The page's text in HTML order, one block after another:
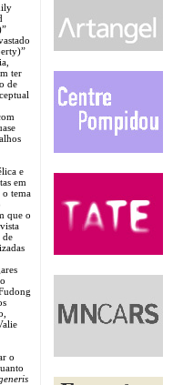
ter
de
e
em
o tema
que o
de
o